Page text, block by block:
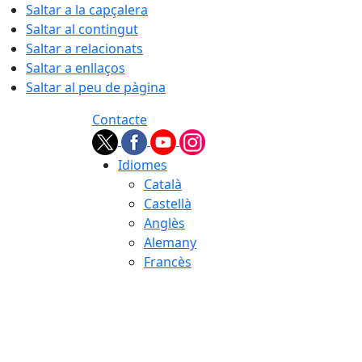
Saltar a la capçalera
Saltar al contingut
Saltar a relacionats
Saltar a enllaços
Saltar al peu de pàgina
Contacte
Idiomes
Català
Castellà
Anglès
Alemany
Francès